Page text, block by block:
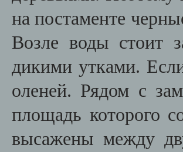
на постаменте
Возле воды стоит
дикими утками.
оленей. Рядом с
площадь которого
высажены между